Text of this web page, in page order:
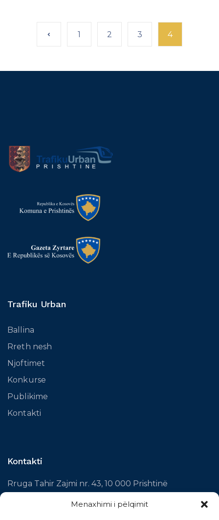
Menaxhimi i pëlqimit
1 2 3 4
Trafiku Urban
Ballina
Rreth nesh
Njoftimet
Konkurse
Publikime
Kontakti
Kontakti
Rruga Tahir Zajmi nr. 43, 10 000 Prishtinë
Tel(Viber): +383 45 10 11 23